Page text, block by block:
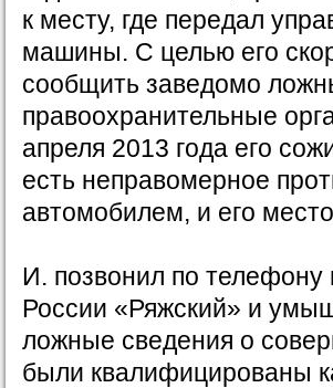
к месту, где передал
машины. С целью его
сообщить заведомо
правоохранительные
апреля 2013 года его
есть неправомерное
автомобилем, и его
И. позвонил по
России «Ряжский» и
ложные сведения о
были квалифицированы